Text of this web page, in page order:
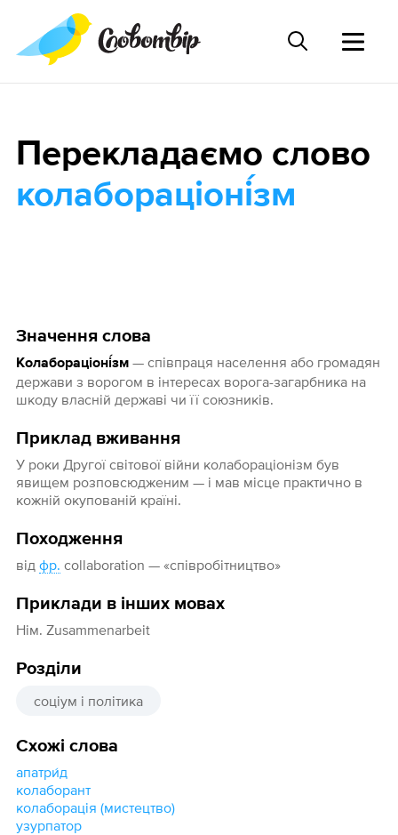
Значення слова
Колабораціоні́зм— співпраця населення або громадян
держави з ворогом в інтересах ворога-загарбника на
шкоду власній державі чи її союзників.
Приклад вживання
У роки Другої світової війни колабораціонізм був
явищем розповсюдженим — і мав місце практично в
кожній окупованій країні.
Походження
від фр. collaboration — «співробітництво»
Приклади в інших мовах
Нім. Zusammenarbeit
Розділи
соціум і політика
Схожі слова
апатри́д
колаборант
колаборація (мистецтво)
узурпатор
Перекладаємо слово
колабораціоні́зм